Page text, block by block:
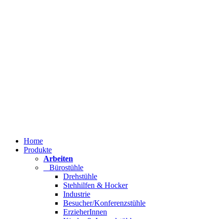
Home
Produkte
Arbeiten
Bürostühle
Drehstühle
Stehhilfen & Hocker
Industrie
Besucher/Konferenzstühle
ErzieherInnen